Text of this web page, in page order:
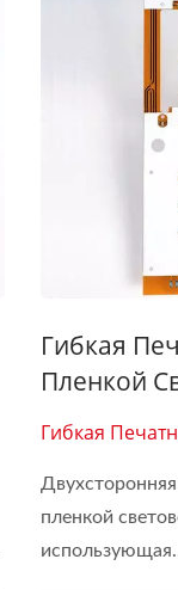
Гибкая
Пленкой
Гибкая
пленкой